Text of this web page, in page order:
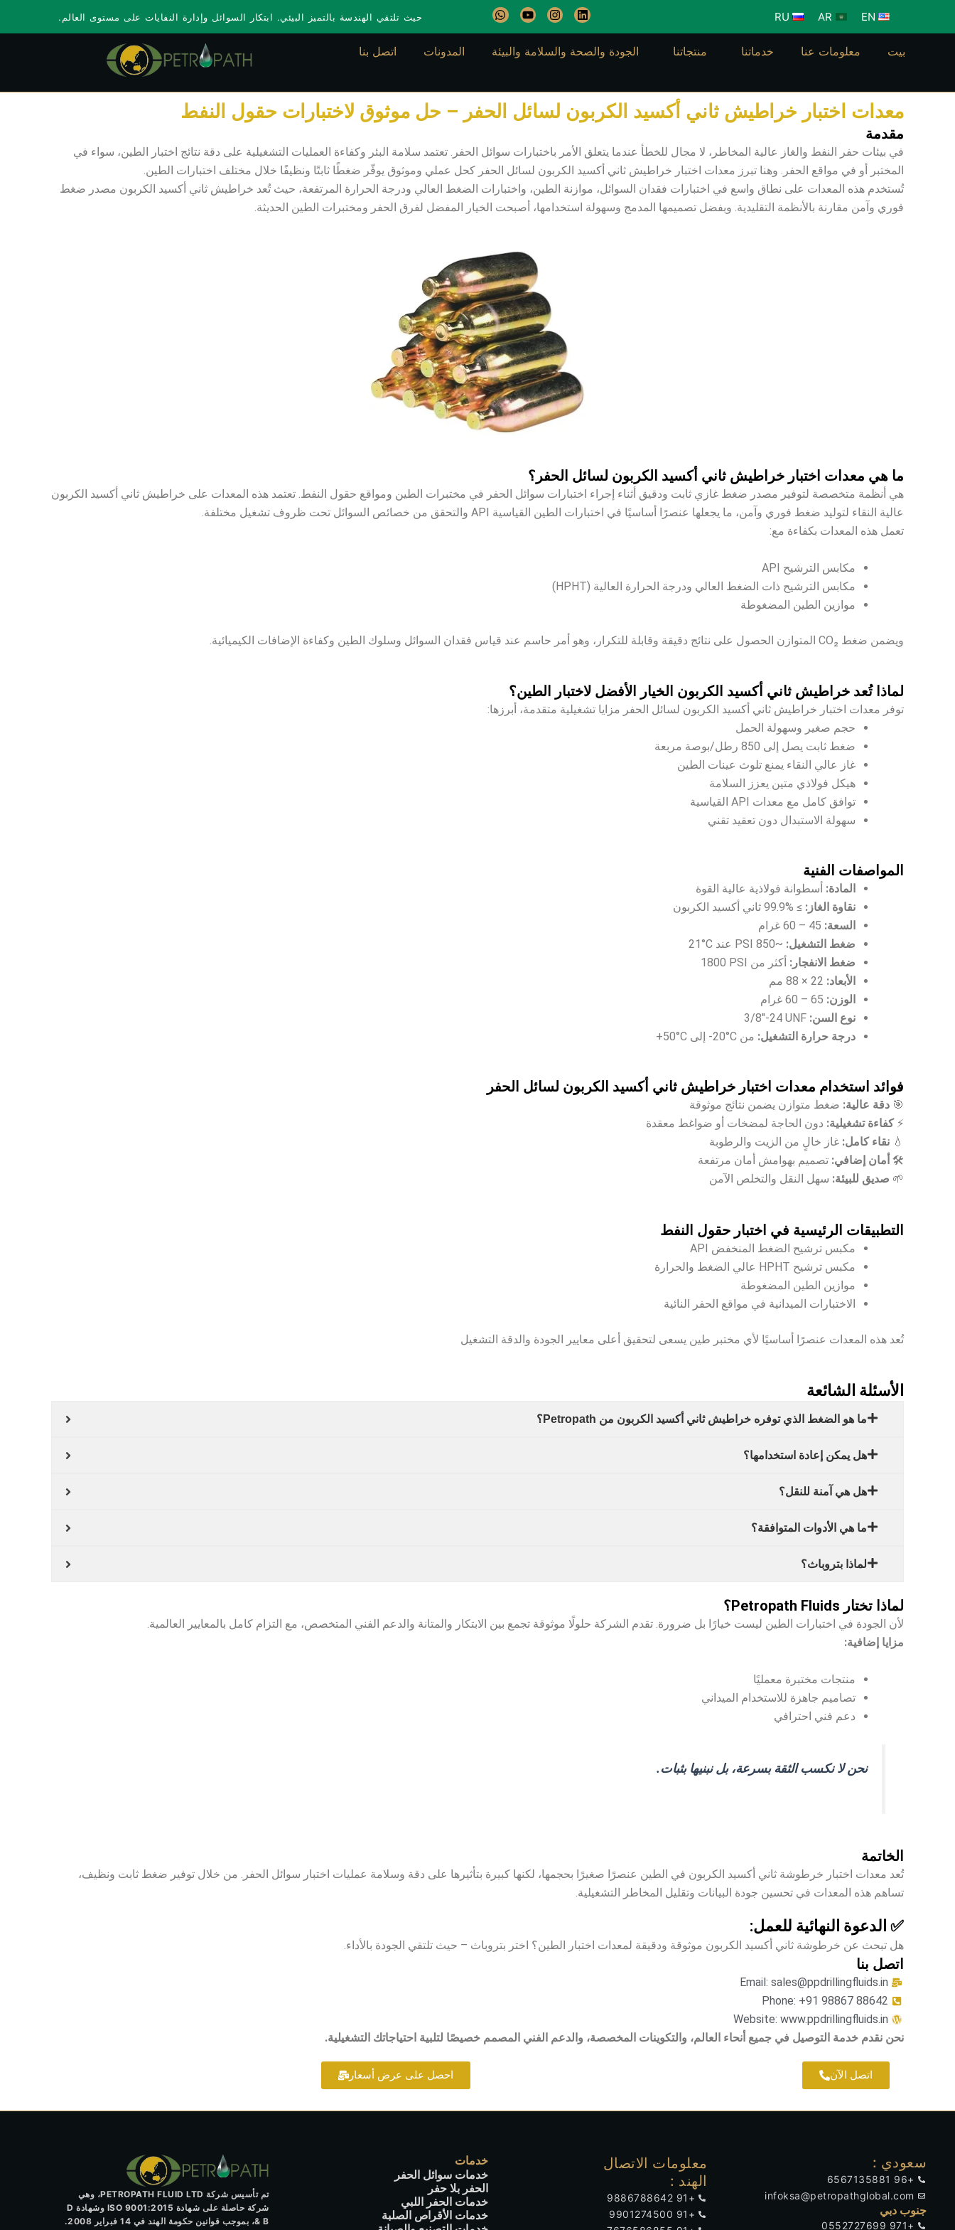
EN
AR
RU
L
i
n
e
n
I
n
s
t
a
a
Y
o
u
u
W
h
a
t
s
p
حيث تلتقي الهندسة بالتميز البيئي. ابتكار السوائل وإدارة النفايات على مستوى العالم.
بيت معلومات عنا خدماتنا منتجاتنا الجودة والصحة والسلامة والبيئة المدونات اتصل بنا
معدات اختبار خراطيش ثاني أكسيد الكربون لسائل الحفر – حل موثوق لاختبارات حقول النفط
مقدمة
في بيئات حفر النفط والغاز عالية المخاطر، لا مجال للخطأ عندما يتعلق الأمر باختبارات سوائل الحفر. تعتمد سلامة البئر وكفاءة العمليات التشغيلية على دقة نتائج اختبار الطين، سواء في
المختبر أو في مواقع الحفر. وهنا تبرز معدات اختبار خراطيش ثاني أكسيد الكربون لسائل الحفر كحل عملي وموثوق يوفّر ضغطًا ثابتًا ونظيفًا خلال مختلف اختبارات الطين.
تُستخدم هذه المعدات على نطاق واسع في اختبارات فقدان السوائل، موازنة الطين، واختبارات الضغط العالي ودرجة الحرارة المرتفعة، حيث تُعد خراطيش ثاني أكسيد الكربون مصدر ضغط
فوري وآمن مقارنة بالأنظمة التقليدية. وبفضل تصميمها المدمج وسهولة استخدامها، أصبحت الخيار المفضل لفرق الحفر ومختبرات الطين الحديثة.
ما هي معدات اختبار خراطيش ثاني أكسيد الكربون لسائل الحفر؟
هي أنظمة متخصصة لتوفير مصدر ضغط غازي ثابت ودقيق أثناء إجراء اختبارات سوائل الحفر في مختبرات الطين ومواقع حقول النفط. تعتمد هذه المعدات على خراطيش ثاني أكسيد الكربون
عالية النقاء لتوليد ضغط فوري وآمن، ما يجعلها عنصرًا أساسيًا في اختبارات الطين القياسية API والتحقق من خصائص السوائل تحت ظروف تشغيل مختلفة.
تعمل هذه المعدات بكفاءة مع:
مكابس الترشيح API
مكابس الترشيح ذات الضغط العالي ودرجة الحرارة العالية (HPHT)
موازين الطين المضغوطة
ويضمن ضغط CO₂ المتوازن الحصول على نتائج دقيقة وقابلة للتكرار، وهو أمر حاسم عند قياس فقدان السوائل وسلوك الطين وكفاءة الإضافات الكيميائية.
لماذا تُعد خراطيش ثاني أكسيد الكربون الخيار الأفضل لاختبار الطين؟
توفر معدات اختبار خراطيش ثاني أكسيد الكربون لسائل الحفر مزايا تشغيلية متقدمة، أبرزها:
حجم صغير وسهولة الحمل
ضغط ثابت يصل إلى 850 رطل/بوصة مربعة
غاز عالي النقاء يمنع تلوث عينات الطين
هيكل فولاذي متين يعزز السلامة
توافق كامل مع معدات API القياسية
سهولة الاستبدال دون تعقيد تقني
المواصفات الفنية
المادة: أسطوانة فولاذية عالية القوة
نقاوة الغاز: ≥ ‎99.9%‎ ثاني أكسيد الكربون
السعة:
ضغط التشغيل: ~850 PSI عند ‎21°C‎
ضغط الانفجار: أكثر من ‎1800 PSI‎
الأبعاد:
الوزن:
نوع السن:
درجة حرارة التشغيل: من ‎-20°C‎ إلى ‎+50°C‎
فوائد استخدام معدات اختبار خراطيش ثاني أكسيد الكربون لسائل الحفر
🎯 دقة عالية: ضغط متوازن يضمن نتائج موثوقة
⚡كفاءة تشغيلية: دون الحاجة لمضخات أو ضواغط معقدة
💧 نقاء كامل: غاز خالٍ من الزيت والرطوبة
🛠️ أمان إضافي: تصميم بهوامش أمان مرتفعة
🌱 صديق للبيئة: سهل النقل والتخلص الآمن
التطبيقات الرئيسية في اختبار حقول النفط
مكبس ترشيح الضغط المنخفض API
مكبس ترشيح HPHT عالي الضغط والحرارة
موازين الطين المضغوطة
الاختبارات الميدانية في مواقع الحفر النائية
تُعد هذه المعدات عنصرًا أساسيًا لأي مختبر طين يسعى لتحقيق أعلى معايير الجودة والدقة التشغيل
الأسئلة الشائعة
ما هو الضغط الذي توفره خراطيش ثاني أكسيد الكربون من Petropath؟
هل يمكن إعادة استخدامها؟
هل هي آمنة للنقل؟
ما هي الأدوات المتوافقة؟
لماذا بتروباث؟
لماذا تختار Petropath Fluids؟
لأن الجودة في اختبارات الطين ليست خيارًا بل ضرورة. تقدم الشركة حلولًا موثوقة تجمع بين الابتكار والمتانة والدعم الفني المتخصص، مع التزام كامل بالمعايير العالمية.
مزايا إضافية:
منتجات مختبرة معمليًا
تصاميم جاهزة للاستخدام الميداني
دعم فني احترافي
نحن لا نكسب الثقة بسرعة، بل نبنيها بثبات.
الخاتمة
تُعد معدات اختبار خرطوشة ثاني أكسيد الكربون في الطين عنصرًا صغيرًا بحجمها، لكنها كبيرة بتأثيرها على دقة وسلامة عمليات اختبار سوائل الحفر. من خلال توفير ضغط ثابت ونظيف،
تساهم هذه المعدات في تحسين جودة البيانات وتقليل المخاطر التشغيلية.
✅ الدعوة النهائية للعمل:
هل تبحث عن خرطوشة ثاني أكسيد الكربون موثوقة ودقيقة لمعدات اختبار الطين؟ اختر بتروباث – حيث تلتقي الجودة بالأداء.
اتصل بنا
Email: sales@ppdrillingfluids.in
Phone: +91 98867 88642
Website: www.ppdrillingfluids.in
نحن نقدم خدمة التوصيل في جميع أنحاء العالم، والتكوينات المخصصة، والدعم الفني المصمم خصيصًا لتلبية احتياجاتك التشغيلية.
اتصل الآن احصل على عرض أسعار
سعودي :
+96 6567135881
infoksa@petropathglobal.com
جنوب دبي
+971 0552727699
معلومات الاتصال
الهند :
+91 9886788642
+91 9901274500
خدمات
خدمات سوائل الحفر
الحفر بلا حفر
خدمات الحفر اللبي
خدمات الأقراص الصلبة
تم تأسيس شركة PETROPATH FLUID LTD، وهي
شركة حاصلة على شهادة ISO 9001:2015 وشهادة D
& B، بموجب قوانين حكومة الهند في 14 فبراير 2008.